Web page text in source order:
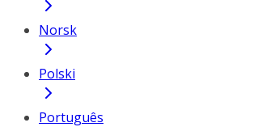
Norsk
Polski
Português